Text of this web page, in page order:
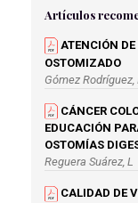
Artículos
ATENCIÓN
OSTOMIZADO
Gómez Rodríguez,
CÁNCER
EDUCACIÓN
OSTOMÍAS
Reguera Suárez, L
CALIDAD DE